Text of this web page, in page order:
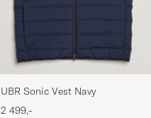
UBR Sonic Vest Navy
2 499,-